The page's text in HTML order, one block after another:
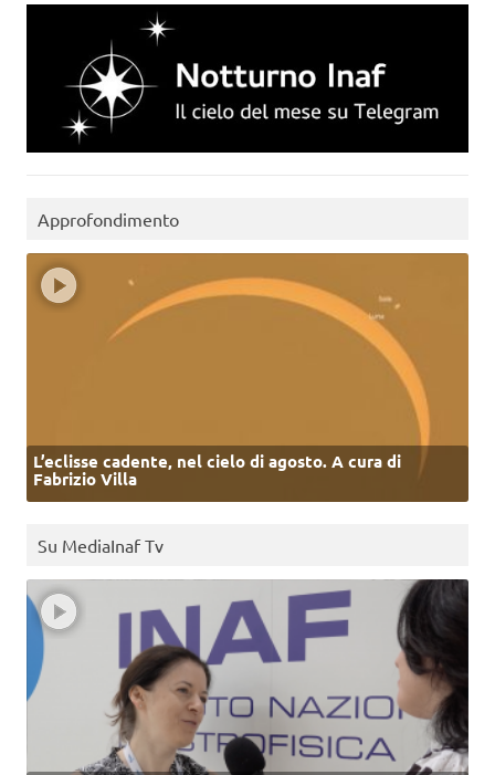
Approfondimento
L’eclisse cadente, nel cielo di agosto. A cura di
Fabrizio Villa
Su MediaInaf Tv